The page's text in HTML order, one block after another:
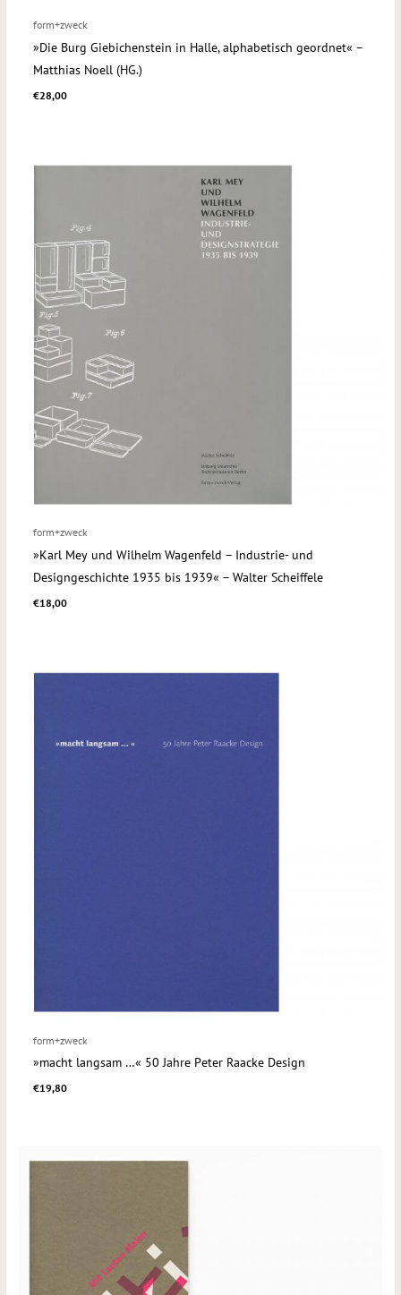
form+zweck
»Die Burg Giebichenstein in Halle, alphabetisch geordnet« –
Matthias Noell (HG.)
€28,00
form+zweck
»Karl Mey und Wilhelm Wagenfeld – Industrie- und
Designgeschichte 1935 bis 1939« – Walter Scheiffele
€18,00
form+zweck
»macht langsam …« 50 Jahre Peter Raacke Design
€19,80